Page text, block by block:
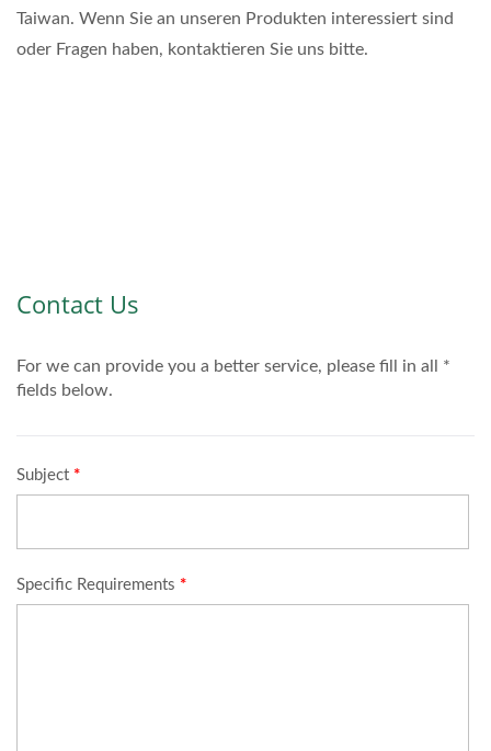
Taiwan. Wenn Sie an unseren Produkten interessiert sind
oder Fragen haben, kontaktieren Sie uns bitte.